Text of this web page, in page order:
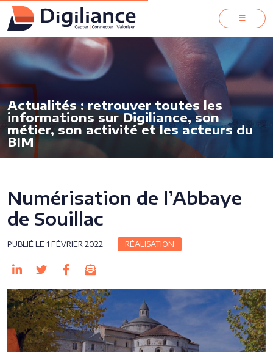
Actualités : retrouver toutes les
informations sur Digiliance, son
métier, son activité et les acteurs du
BIM
Numérisation de l’Abbaye
de Souillac
PUBLIÉ LE 1 FÉVRIER 2022 RÉALISATION